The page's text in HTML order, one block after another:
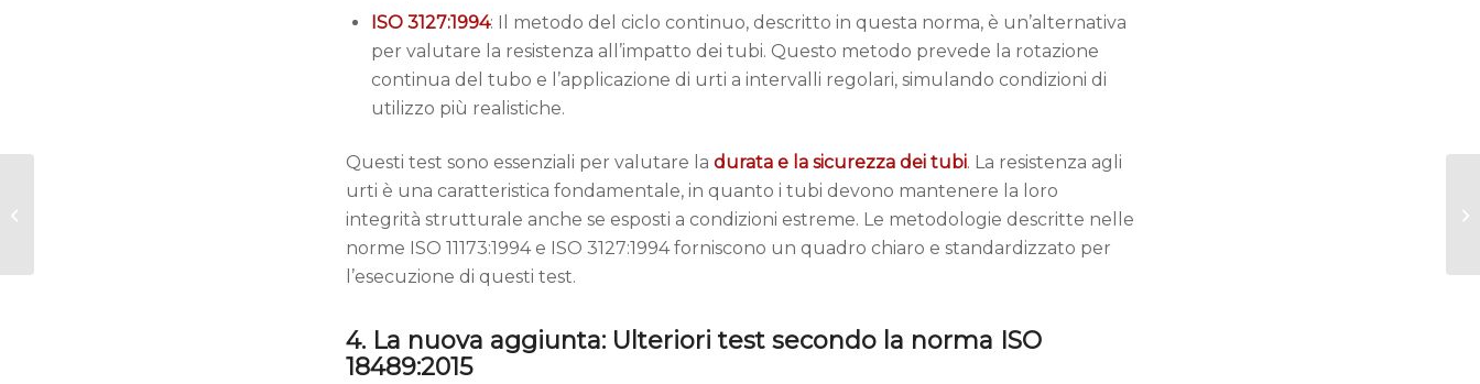
ISO 3127:1994: Il metodo del ciclo continuo, descritto in questa norma, è un’alternativa
per valutare la resistenza all’impatto dei tubi. Questo metodo prevede la rotazione
continua del tubo e l’applicazione di urti a intervalli regolari, simulando condizioni di
utilizzo più realistiche.
Questi test sono essenziali per valutare la durata e la sicurezza dei tubi. La resistenza agli
urti è una caratteristica fondamentale, in quanto i tubi devono mantenere la loro
integrità strutturale anche se esposti a condizioni estreme. Le metodologie descritte nelle
norme ISO 11173:1994 e ISO 3127:1994 forniscono un quadro chiaro e standardizzato per
l’esecuzione di questi test.
4. La nuova aggiunta: Ulteriori test secondo la norma ISO
18489:2015